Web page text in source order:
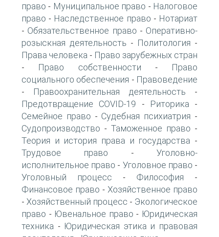
право - Муниципальное право - Налоговое
право - Наследственное право - Нотариат
- Обязательственное право - Оперативно-
розыскная деятельность - Политология -
Права человека - Право зарубежных стран
- Право собственности -
Право
социального обеспечения - Правоведение
- Правоохранительная деятельность -
Предотвращение COVID-19 - Риторика -
Семейное право - Судебная психиатрия -
Судопроизводство - Таможенное право -
Теория и история права и государства -
Трудовое право -Уголовно-
исполнительное право - Уголовное право -
Уголовный процесс - Философия -
Финансовое право - Хозяйственное право
- Хозяйственный процесс - Экологическое
право - Ювенальное право - Юридическая
техника - Юридическая этика и правовая